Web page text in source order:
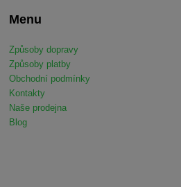
Menu
Způsoby dopravy
Způsoby platby
Obchodní podmínky
Kontakty
Naše prodejna
Blog